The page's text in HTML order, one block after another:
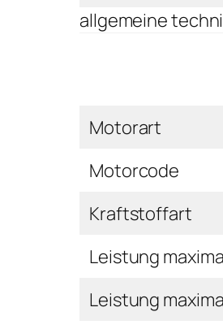
allgemeine
Motorart
Motorcode
Kraftstoffart
Leistung
Leistung